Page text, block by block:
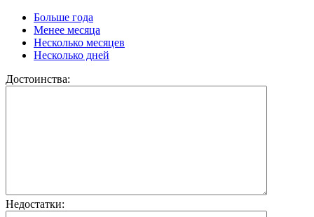
Больше года
Менее месяца
Несколько месяцев
Несколько дней
Достоинства:
Недостатки: